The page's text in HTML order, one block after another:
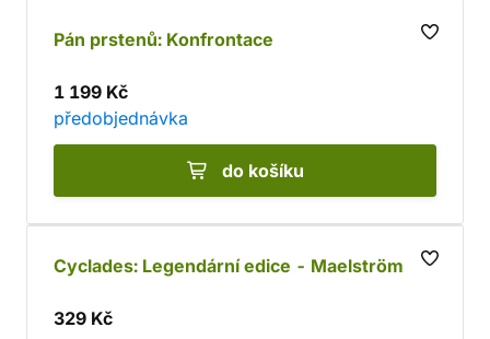
Pán prstenů: Konfrontace
1 199 Kč
předobjednávka
do košíku
Cyclades: Legendární edice - Maelström
329 Kč